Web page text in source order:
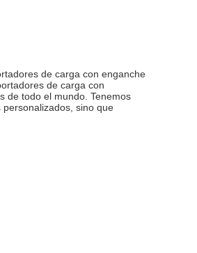
de carga con enganche
de carga con
de todo el mundo. Tenemos
sino que